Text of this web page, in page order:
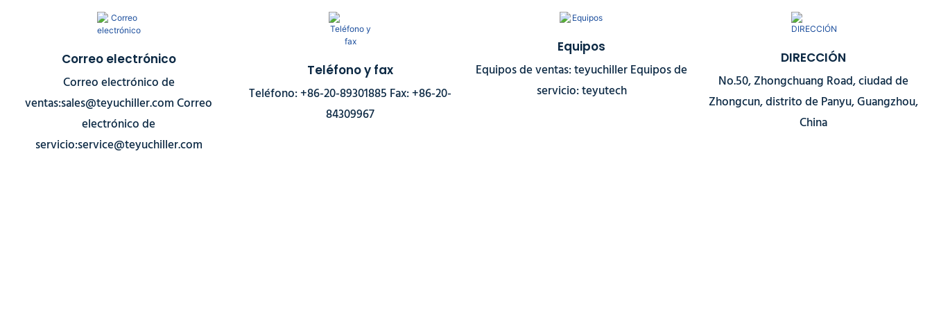
Correo electrónico
Correo electrónico de
ventas:sales@teyuchiller.com Correo
electrónico de
servicio:service@teyuchiller.com
Teléfono y fax
Teléfono: +86-20-89301885 Fax: +86-20-
84309967
Equipos
Equipos de ventas: teyuchiller Equipos de
servicio: teyutech
DIRECCIÓN
No.50, Zhongchuang Road, ciudad de
Zhongcun, distrito de Panyu, Guangzhou,
China